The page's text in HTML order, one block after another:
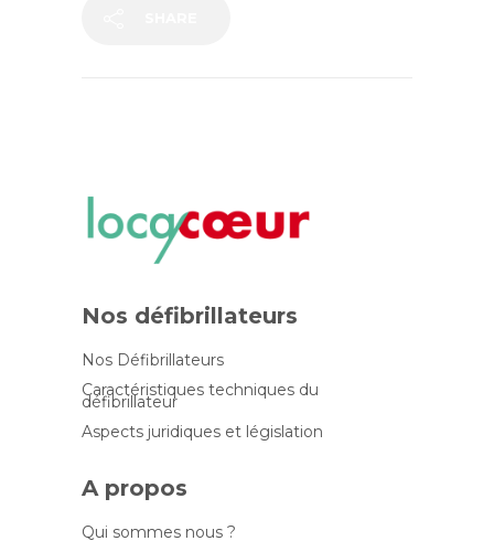
Nos défibrillateurs
Nos Défibrillateurs
Caractéristiques techniques du
défibrillateur
Aspects juridiques et législation
A propos
Qui sommes nous ?